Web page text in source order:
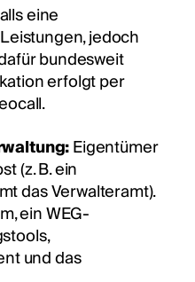
eine
jedoch
bundesweit
erfolgt per
Eigentümer
(z. B. ein
das Verwalteramt).
ein WEG-
und das